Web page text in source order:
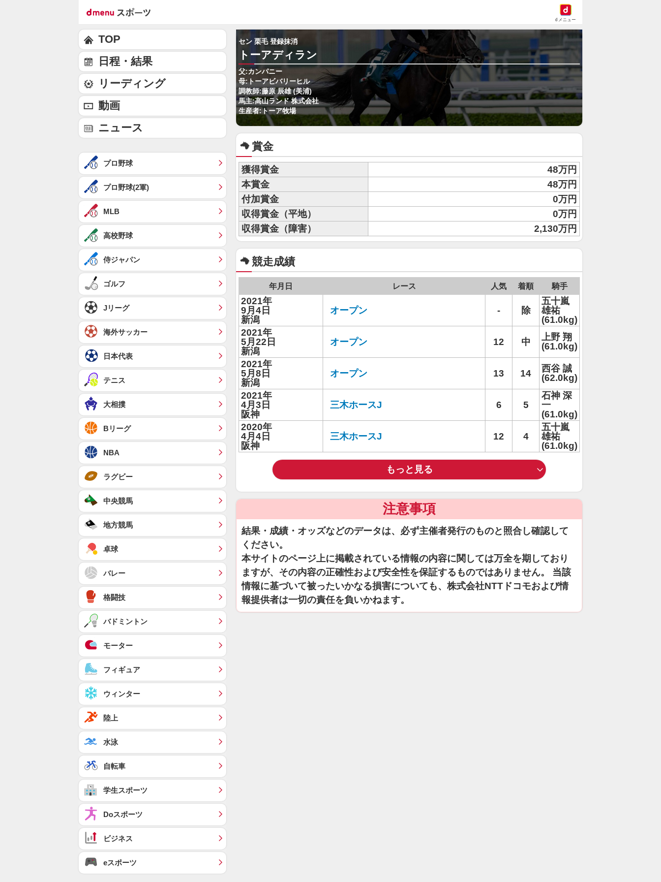
dメニュー
セン 栗毛 登録抹消
トーアディラン
父:カンパニー
母:トーアビバリーヒル
調教師:藤原 辰雄 (美浦)
馬主:高山ランド 株式会社
生産者:トーア牧場
賞金
獲得賞金
48万円
本賞金
48万円
付加賞金
0万円
収得賞金（平地）
0万円
収得賞金（障害）
2,130万円
競走成績
年月日 レース 人気 着順 騎手
2021年
9月4日
新潟
オープン - 除
五十嵐
雄祐
(61.0kg)
2021年
5月22日
新潟
オープン 12 中
上野 翔
(61.0kg)
2021年
5月8日
新潟
オープン 13 14
西谷 誠
(62.0kg)
2021年
4月3日
阪神
三木ホースJ 6 5
石神 深
一
(61.0kg)
2020年
4月4日
阪神
三木ホースJ 12 4
五十嵐
雄祐
(61.0kg)
もっと見る
注意事項
結果・成績・オッズなどのデータは、必ず主催者発行のものと照合し確認して
ください。
本サイトのページ上に掲載されている情報の内容に関しては万全を期しており
ますが、その内容の正確性および安全性を保証するものではありません。 当該
情報に基づいて被ったいかなる損害についても、株式会社NTTドコモおよび情
報提供者は一切の責任を負いかねます。
TOP
日程・結果
リーディング
動画
ニュース
プロ野球
プロ野球(2軍)
MLB
高校野球
侍ジャパン
ゴルフ
Jリーグ
海外サッカー
日本代表
テニス
大相撲
Bリーグ
NBA
ラグビー
中央競馬
地方競馬
卓球
バレー
格闘技
バドミントン
モーター
フィギュア
ウィンター
陸上
水泳
自転車
学生スポーツ
Doスポーツ
ビジネス
eスポーツ